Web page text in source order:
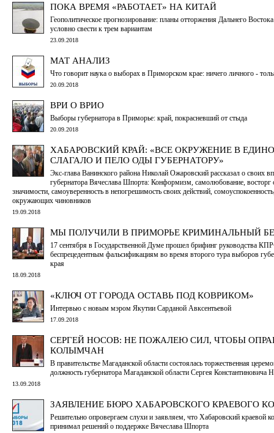
ПОКА ВРЕМЯ «РАБОТАЕТ» НА КИТАЙ
Геополитическое прогнозирование: планы отторжения Дальнего
условно свести к трем вариантам
23.09.2018
МАТ АНАЛИЗ
Что говорит наука о выборах в Приморском крае: ничего личного -
20.09.2018
ВРИ О ВРИО
Выборы губернатора в Приморье: край, покрасневший от стыда
20.09.2018
ХАБАРОВСКИЙ КРАЙ: «ВСЕ ОКРУЖЕНИЕ В
СЛАГАЛО И ПЕЛО ОДЫ ГУБЕРНАТОРУ»
Экс-глава Ванинского района Николай Ожаровский рассказал о своих
губернатора Вячеслава Шпорта: Конформизм, самолюбование, восторг
значимости, самоуверенность в непогрешимость своих действий,
окружающих чиновников
19.09.2018
МЫ ПОЛУЧИЛИ В ПРИМОРЬЕ КРИМИНАЛЬНЫЙ
17 сентября в Государственной Думе прошел брифинг руководства
беспрецедентным фальсификациям во время второго тура выборов
края
18.09.2018
«КЛЮЧ ОТ ГОРОДА ОСТАВЬ ПОД КОВРИКОМ»
Интервью с новым мэром Якутии Сарданой Авксентьевой
17.09.2018
СЕРГЕЙ НОСОВ: НЕ ПОЖАЛЕЮ СИЛ, ЧТОБЫ
КОЛЫМЧАН
В правительстве Магаданской области состоялась торжественная
должность губернатора Магаданской области Сергея Константиновича
13.09.2018
ЗАЯВЛЕНИЕ БЮРО ХАБАРОВСКОГО КРАЕВОГО
Решительно опровергаем слухи и заявляем, что Хабаровский краевой
принимал решений о поддержке Вячеслава Шпорта